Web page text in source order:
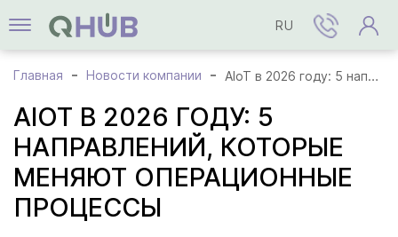
RU
Главная Новости компании AIoT в 2026 году: 5 направлений, которые меняют операционные процессы
AIOT В 2026 ГОДУ: 5
НАПРАВЛЕНИЙ, КОТОРЫЕ
МЕНЯЮТ ОПЕРАЦИОННЫЕ
ПРОЦЕССЫ